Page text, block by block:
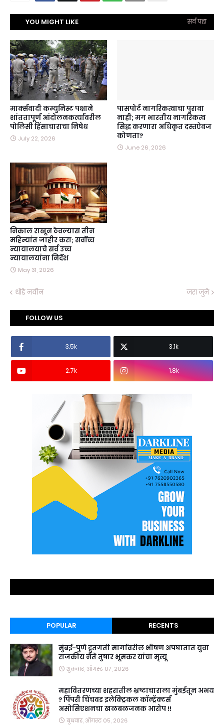
YOU MIGHT LIKE सर्व पहा
मार्क्सवादी कम्युनिस्ट पक्षाने
शांततापूर्ण आंदोलनकर्त्यांवरील
पोलिसी हिंसाचाराचा निषेध
July 22, 2026
पासपोर्ट नागरिकत्वाचा पुरावा
नाही; मग भारतीय नागरिकत्व
सिद्ध करणारा अधिकृत दस्तऐवज
कोणता?
June 26, 2026
निकाल राखून ठेवल्यास तीन
महिन्यांत जाहीर करा; सर्वोच्च
न्यायालयाचे सर्व उच्च
न्यायालयांना निर्देश
May 31, 2026
थोडे नवीन जरा जुने
FOLLOW US
3.5k 3.1k
2.7k 1.8k
POPULAR RECENTS
मुंबई-पुणे द्रुतगती मार्गावरील भीषण अपघातात युवा
राजकीय नेते तुषार भूमकर यांचा मृत्यू
शुक्रवार, ऑगस्ट ०७, २०२६
महावितरणच्या शहरातील भ्रष्टाचाराला मुंबईतून अभय
? पिंपरी चिंचवड इलेक्ट्रिकल कॉन्ट्रॅक्टर्स
असोसिएशनचा खळबळजनक आरोप !!
बुधवार, ऑगस्ट ०५, २०२६